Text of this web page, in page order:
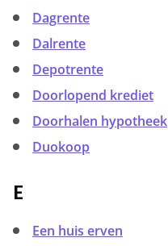
Dagrente
Dalrente
Depotrente
Doorlopend krediet
Doorhalen hypotheek
Duokoop
E
Een huis erven